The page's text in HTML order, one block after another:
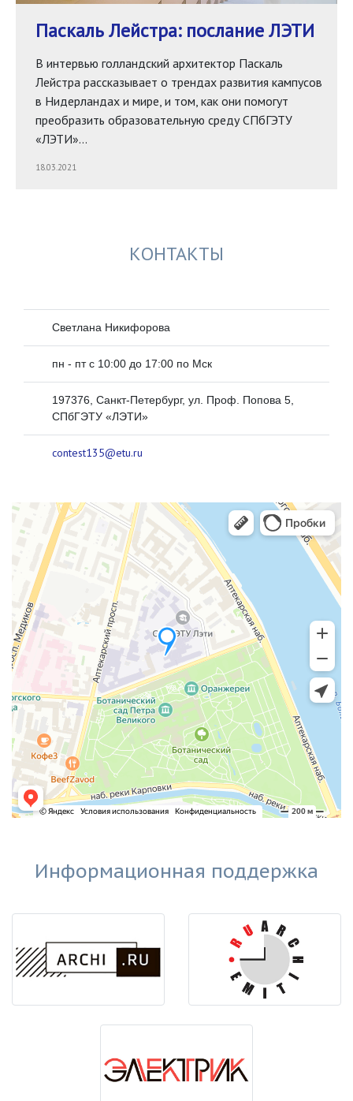
Паскаль Лейстра: послание ЛЭТИ
В интервью голландский архитектор Паскаль
Лейстра рассказывает о трендах развития кампусов
в Нидерландах и мире, и том, как они помогут
преобразить образовательную среду СПбГЭТУ
«ЛЭТИ»…
18.03.2021
КОНТАКТЫ
Светлана Никифорова
пн - пт с 10:00 до 17:00 по Мск
197376, Санкт-Петербург, ул. Проф. Попова 5,
СПбГЭТУ «ЛЭТИ»
contest135@etu.ru
Информационная поддержка